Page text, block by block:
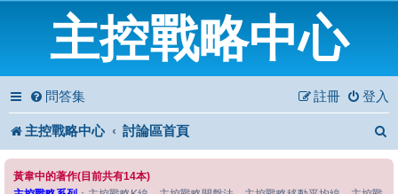
主控戰略中心
問答集 登入
註冊
主控戰略中心 討論區首頁
黃韋中的著作(目前共有14本)